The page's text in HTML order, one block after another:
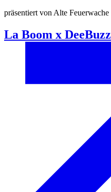
präsentiert von Alte Feuerwache
La Boom x DeeBuzz